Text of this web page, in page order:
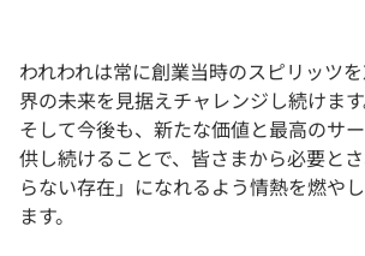
われわれは常に創業当時のスピリッツ
界の未来を見据えチャレンジし続けます
そして今後も、新たな価値と最高のサ
供し続けることで、皆さまから必要と
らない存在」になれるよう情熱を燃や
ます。